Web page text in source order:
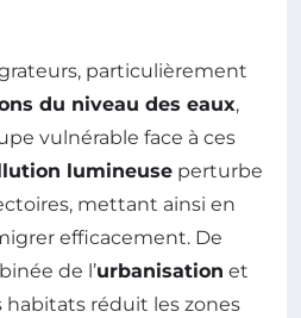
particulièrement
du niveau des eaux,
vulnérable face à ces
lumineuse perturbe
mettant ainsi en
efficacement. De
de l’urbanisation et
réduit les zones